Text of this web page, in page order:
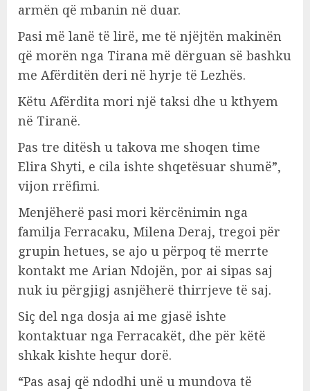
armën që mbanin në duar.
Pasi më lanë të lirë, me të njëjtën makinën
që morën nga Tirana më dërguan së bashku
me Afërditën deri në hyrje të Lezhës.
Këtu Afërdita mori një taksi dhe u kthyem
në Tiranë.
Pas tre ditësh u takova me shoqen time
Elira Shyti, e cila ishte shqetësuar shumë”,
vijon rrëfimi.
Menjëherë pasi mori kërcënimin nga
familja Ferracaku, Milena Deraj, tregoi për
grupin hetues, se ajo u përpoq të merrte
kontakt me Arian Ndojën, por ai sipas saj
nuk iu përgjigj asnjëherë thirrjeve të saj.
Siç del nga dosja ai me gjasë ishte
kontaktuar nga Ferracakët, dhe për këtë
shkak kishte hequr dorë.
“Pas asaj që ndodhi unë u mundova të